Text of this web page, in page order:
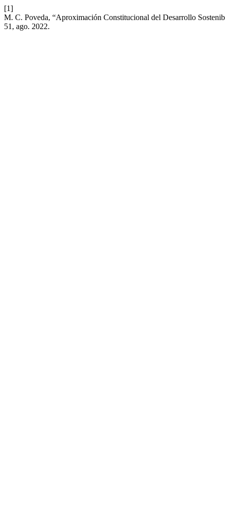
[1]
M. C. Poveda, “Aproximación Constitucional del Desarrollo
51, ago. 2022.